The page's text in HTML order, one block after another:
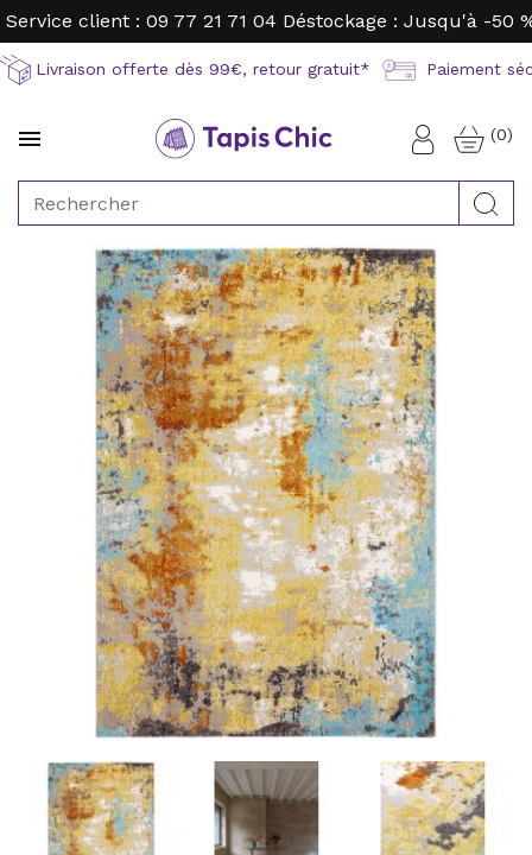
Service client : 09 77 21 71 04 Déstockage : Jusqu'à -50
Livraison offerte dès 99€, retour gratuit* Paiement
 Connexion
(0)